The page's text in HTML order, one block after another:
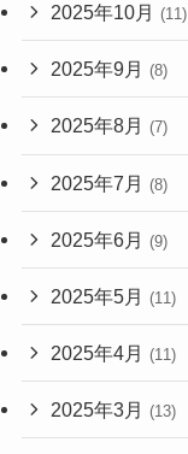
2025年10月 (11)
2025年9月 (8)
2025年8月 (7)
2025年7月 (8)
2025年6月 (9)
2025年5月 (11)
2025年4月 (11)
2025年3月 (13)